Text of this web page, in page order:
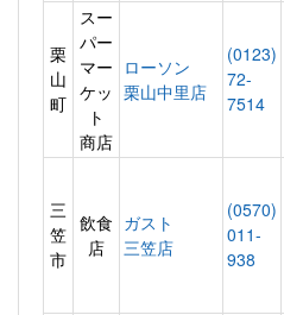
栗
山
町
スー
パー
マー
ケッ
ト
商店
ローソン
栗山中里店
(0123)
72-
7514
三
笠
市
飲食
店
ガスト
三笠店
(0570)
011-
938